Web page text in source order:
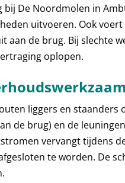
bij De Noordmolen in
uitvoeren. Ook
aan de brug. Bij slechte
oplopen.
liggers en
de brug) en de
vervangt tijdens
te worden. De